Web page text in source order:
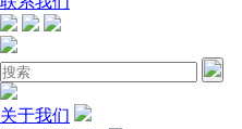
关于我们